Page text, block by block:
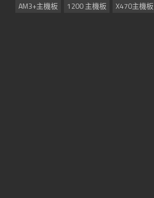
AM3+主機板
1200 主機板 X470主機板